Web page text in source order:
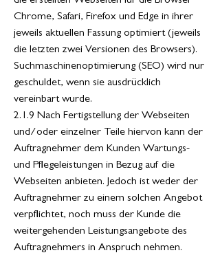
Chrome, Safari, Firefox und Edge in ihrer
jeweils aktuellen Fassung optimiert (jeweils
die letzten zwei Versionen des Browsers).
Suchmaschinenoptimierung (SEO) wird nur
geschuldet, wenn sie ausdrücklich
vereinbart wurde.
2.1.9 Nach Fertigstellung der Webseiten
und/oder einzelner Teile hiervon kann der
Auftragnehmer dem Kunden Wartungs-
und Pflegeleistungen in Bezug auf die
Webseiten anbieten. Jedoch ist weder der
Auftragnehmer zu einem solchen Angebot
verpflichtet, noch muss der Kunde die
weitergehenden Leistungsangebote des
Auftragnehmers in Anspruch nehmen.